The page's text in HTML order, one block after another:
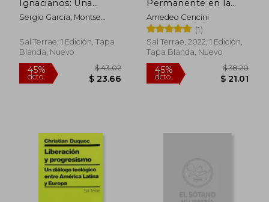
Ignacianos: Una
Experiencia Para
Jóvenes (y no tan
Tiempo
Sergio García; Montse
David Cabrera
Sal Terrae, 1 Edición, Tapa
Blanda, Nuevo
Permanente en la
Vida Cotidiana.
Itinerarios y
Propuestas. 175
(Servidores y
Testigos)
Amedeo Cencini
(1)
Sal Terrae, 2022, 1 Edición,
Tapa Blanda, Nuevo